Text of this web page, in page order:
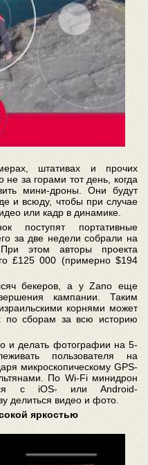
штативах и прочих
за горами тот день, когда
мини-дроны. Они будут
и всюду, чтобы при случае
или кадр в динамике.
портативные
за две недели собрали на
этом авторы проекта
£125 000 (примерно $194
бекеров, а у Zano еще
кампании. Таким
корнями может
по сборам за всю историю
и делать фотографии на 5-
пользователя на
микроскопическому GPS-
По Wi-Fi минидрон
с iOS- или Android-
делиться видео и фото.
яркостью